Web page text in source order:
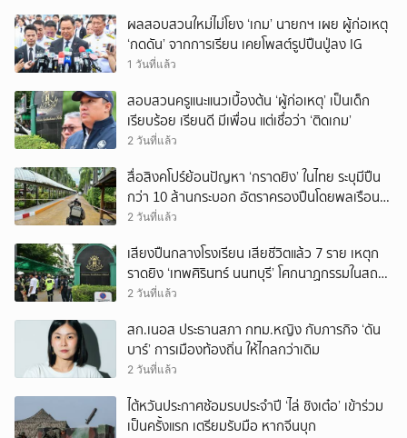
ผลสอบสวนใหม่ไม่โยง ‘เกม’ นายกฯ เผย ผู้ก่อเหตุ
‘กดดัน’ จากการเรียน เคยโพสต์รูปปืนปู่ลง IG
1 วันที่แล้ว
สอบสวนครูแนะแนวเบื้องต้น ‘ผู้ก่อเหตุ’ เป็นเด็ก
เรียบร้อย เรียนดี มีเพื่อน แต่เชื่อว่า ‘ติดเกม’
2 วันที่แล้ว
สื่อสิงคโปร์ย้อนปัญหา ‘กราดยิง’ ในไทย ระบุมีปืน
กว่า 10 ล้านกระบอก อัตราครองปืนโดยพลเรือน
สูงที่สุดในภูมิภาค
2 วันที่แล้ว
เสียงปืนกลางโรงเรียน เสียชีวิตแล้ว 7 ราย เหตุก
ราดยิง ‘เทพศิรินทร์ นนทบุรี’ โศกนาฏกรรมในสถาน
ศึกษา ครั้งที่ 2 ในรอบปี
2 วันที่แล้ว
สก.เนอส ประธานสภา กทม.หญิง กับภารกิจ ‘ดัน
บาร์’ การเมืองท้องถิ่น ให้ไกลกว่าเดิม
2 วันที่แล้ว
ไต้หวันประกาศซ้อมรบประจำปี ‘ไล่ ชิงเต๋อ’ เข้าร่วม
เป็นครั้งแรก เตรียมรับมือ หากจีนบุก